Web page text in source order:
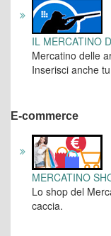
IL MERCATINO
Mercatino delle
Inserisci anche
E-commerce
MERCATINO
Lo shop del
caccia.